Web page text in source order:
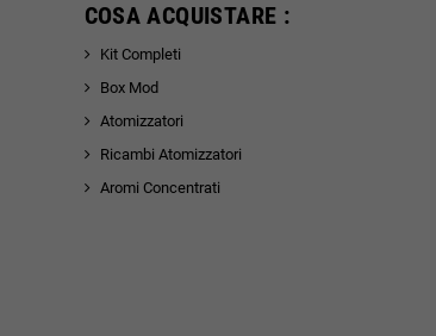
COSA ACQUISTARE :
Kit Completi
Box Mod
Atomizzatori
Ricambi Atomizzatori
Aromi Concentrati